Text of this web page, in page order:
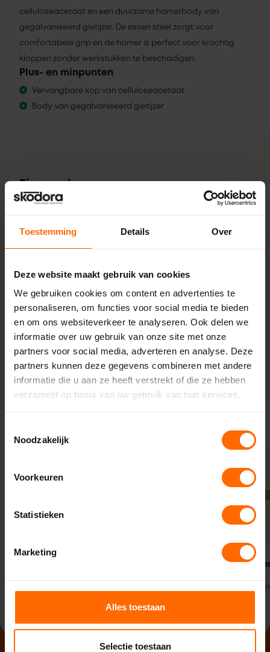
Toestemming Details Over
Deze website maakt gebruik van cookies
We gebruiken cookies om content en advertenties te
personaliseren, om functies voor social media te bieden
en om ons websiteverkeer te analyseren. Ook delen we
informatie over uw gebruik van onze site met onze
partners voor social media, adverteren en analyse. Deze
partners kunnen deze gegevens combineren met andere
informatie die u aan ze heeft verstrekt of die ze hebben
verzameld op basis van uw gebruik van hun services.
Noodzakelijk
Voorkeuren
Statistieken
Marketing
Alles toestaan
Selectie toestaan
celluloseacetaat en een duurzame hamerbody van
gegalvaniseerd gietijzer. De essen steel zorgt voor
comfortabele grip en de hamer is perfect voor krachtig
kloppen zonder werkstukken te beschadigen.
Plus- en minpunten
Vervangbare kop van celluloseacetaat
Body van gegalvaniseerd gietijzer
Eigenschappen
SKU
4317784786348
280 mm
Breedte
95 mm
Diameter
27 mm
Bohle
Kwart-maan